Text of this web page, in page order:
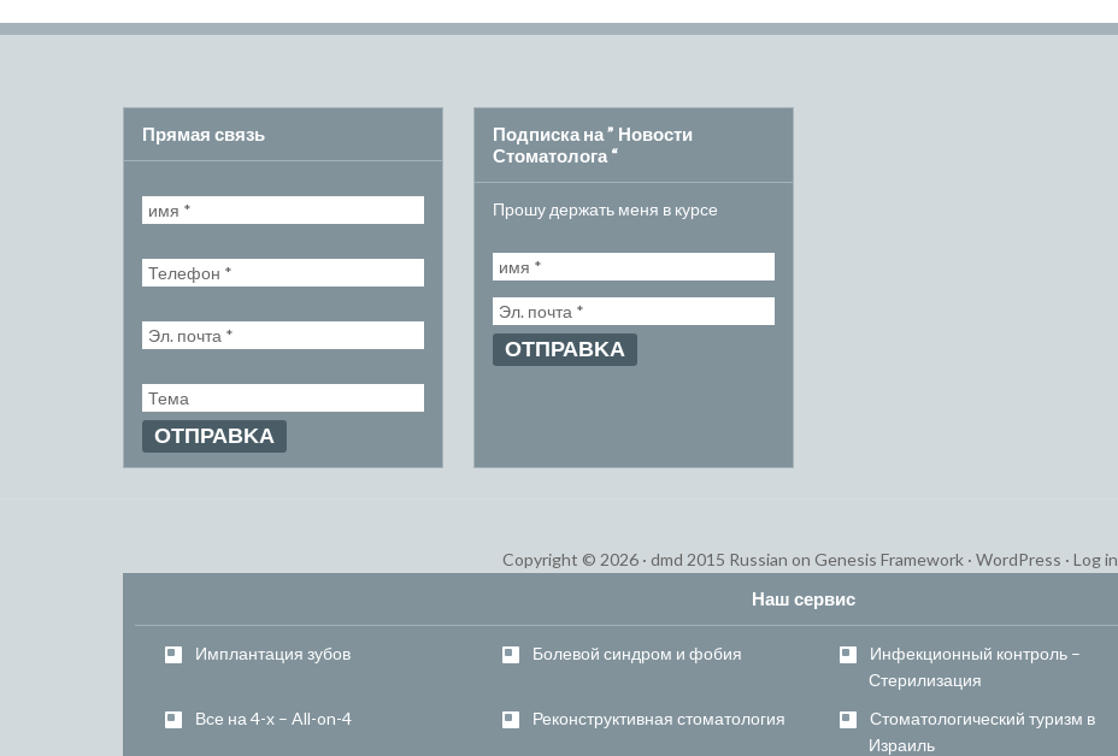
Прямая связь
Подписка на ” Новости
Стоматолога “
Прошу держать меня в курсе
Copyright © 2026 · dmd 2015 Russian on Genesis Framework· WordPress · Log in
Наш сервис
Имплантация зубов Болевой синдром и фобия
Инфекционный контроль –
Стерилизация
Все на 4-х – All-on-4
Реконструктивная стоматология
Стоматологический туризм в
Израиль